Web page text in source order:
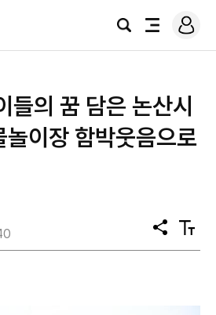
검
전
로
그
들의 꿈 담은 논산시
놀이장 함박웃음으로
공
유
텍
스